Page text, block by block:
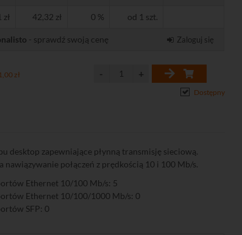
42,32 zł 0 % od 1 szt.
- sprawdź swoją cenę Zaloguj się
zł
Dostępny
desktop zapewniające płynną transmisję sieciową.
nawiązywanie połączeń z prędkością 10 i 100 Mb/s.
Ethernet 10/100 Mb/s: 5
Ethernet 10/100/1000 Mb/s: 0
SFP: 0